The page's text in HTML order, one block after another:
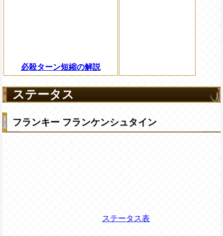
必殺ターン短縮の解説
ステータス
フランキー フランケンシュタイン
ステータス表